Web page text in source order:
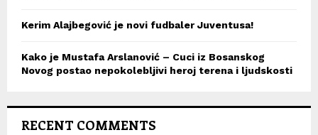
Kerim Alajbegović je novi fudbaler Juventusa!
Kako je Mustafa Arslanović – Cuci iz Bosanskog
Novog postao nepokolebljivi heroj terena i ljudskosti
RECENT COMMENTS